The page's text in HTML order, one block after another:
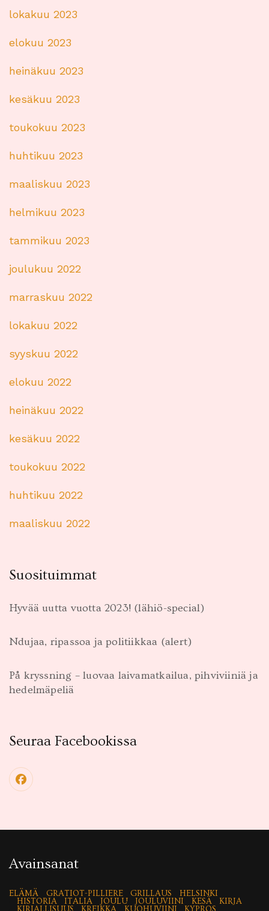
lokakuu 2023
elokuu 2023
heinäkuu 2023
kesäkuu 2023
toukokuu 2023
huhtikuu 2023
maaliskuu 2023
helmikuu 2023
tammikuu 2023
joulukuu 2022
marraskuu 2022
lokakuu 2022
syyskuu 2022
elokuu 2022
heinäkuu 2022
kesäkuu 2022
toukokuu 2022
huhtikuu 2022
maaliskuu 2022
Suosituimmat
Hyvää uutta vuotta 2023! (lähiö-special)
Ndujaa, ripassoa ja politiikkaa (alert)
På kryssning – luovaa laivamatkailua, pihviviiniä ja
hedelmäpeliä
Seuraa Facebookissa
Avainsanat
ELÄMÄ GRATIOT-PILLIERE GRILLAUS
HELSINKI
HISTORIA
ITALIA JOULU JOULUVIINI KESÄ
KIRJA